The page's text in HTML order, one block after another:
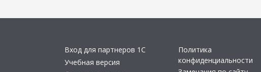
Вход для партнеров 1С
Учебная версия
Политика
конфиденциальности